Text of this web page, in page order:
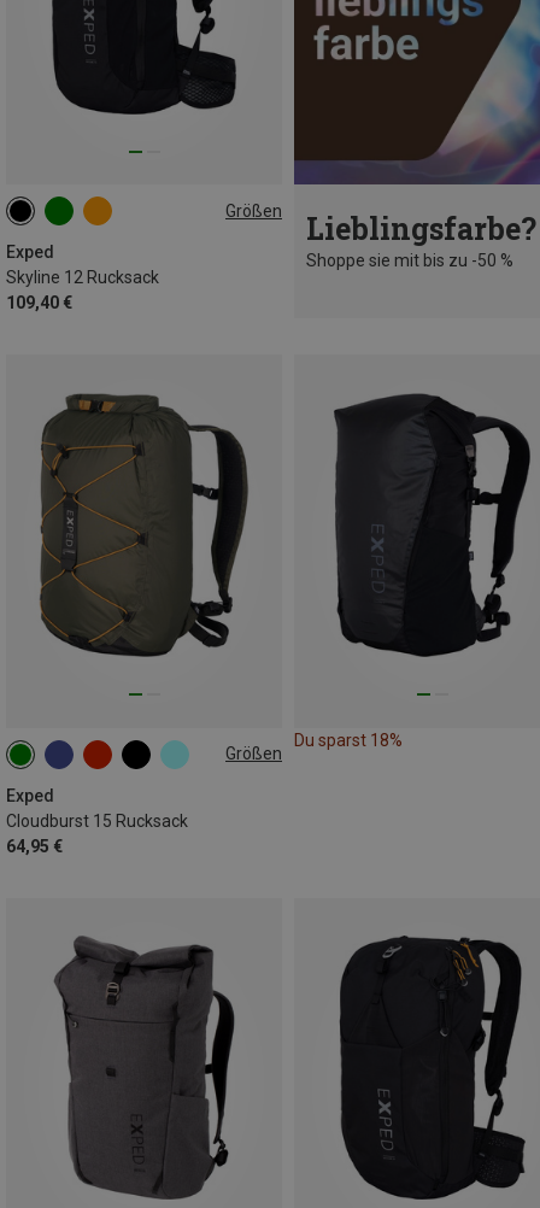
Größen
Exped
Skyline 12 Rucksack
109,40 €
12L Lieblingsfarbe?
Shoppe sie mit bis zu -50 %
Größen
Exped
Cloudburst 15 Rucksack
64,95 €
15L
Du sparst 18%